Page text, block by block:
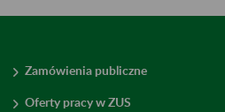
Zamówienia publiczne
Oferty pracy w ZUS